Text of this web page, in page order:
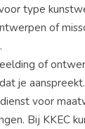
type
of
of
je aanspreekt.
voor
Bij KKEC